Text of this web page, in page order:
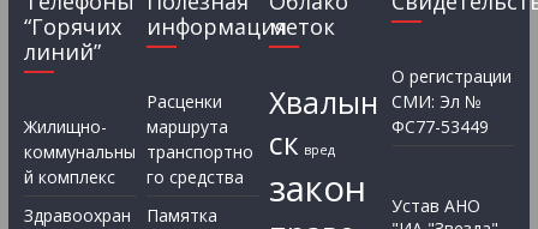
“Горячих
линий”
Жилищно-
коммунальны
й комплекс
Здравоохран
информация
Расценки
маршрута
транспортно
го средства
Памятка
меток
Хвалын
ск вред
закон
О регистрации
СМИ: Эл №
ФС77-53449
Устав АНО